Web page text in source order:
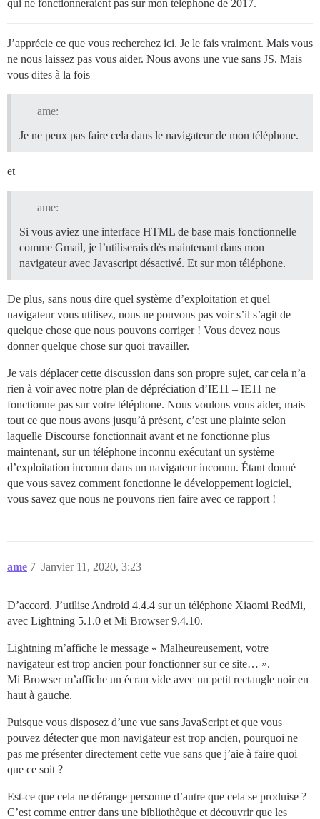
qui ne fonctionneraient pas sur mon téléphone de 2017.
J’apprécie ce que vous recherchez ici. Je le fais vraiment. Mais vous
ne nous laissez pas vous aider. Nous avons une vue sans JS. Mais
vous dites à la fois
ame:
Je ne peux pas faire cela dans le navigateur de mon téléphone.
et
ame:
Si vous aviez une interface HTML de base mais fonctionnelle
comme Gmail, je l’utiliserais dès maintenant dans mon
navigateur avec Javascript désactivé. Et sur mon téléphone.
De plus, sans nous dire quel système d’exploitation et quel
navigateur vous utilisez, nous ne pouvons pas voir s’il s’agit de
quelque chose que nous pouvons corriger ! Vous devez nous
donner quelque chose sur quoi travailler.
Je vais déplacer cette discussion dans son propre sujet, car cela n’a
rien à voir avec notre plan de dépréciation d’IE11 – IE11 ne
fonctionne pas sur votre téléphone. Nous voulons vous aider, mais
tout ce que nous avons jusqu’à présent, c’est une plainte selon
laquelle Discourse fonctionnait avant et ne fonctionne plus
maintenant, sur un téléphone inconnu exécutant un système
d’exploitation inconnu dans un navigateur inconnu. Étant donné
que vous savez comment fonctionne le développement logiciel,
vous savez que nous ne pouvons rien faire avec ce rapport !
ame Janvier 11, 2020, 3:23
7
D’accord. J’utilise Android 4.4.4 sur un téléphone Xiaomi RedMi,
avec Lightning 5.1.0 et Mi Browser 9.4.10.
Lightning m’affiche le message « Malheureusement, votre
navigateur est trop ancien pour fonctionner sur ce site… ».
Mi Browser m’affiche un écran vide avec un petit rectangle noir en
haut à gauche.
Puisque vous disposez d’une vue sans JavaScript et que vous
pouvez détecter que mon navigateur est trop ancien, pourquoi ne
pas me présenter directement cette vue sans que j’aie à faire quoi
que ce soit ?
Est-ce que cela ne dérange personne d’autre que cela se produise ?
C’est comme entrer dans une bibliothèque et découvrir que les